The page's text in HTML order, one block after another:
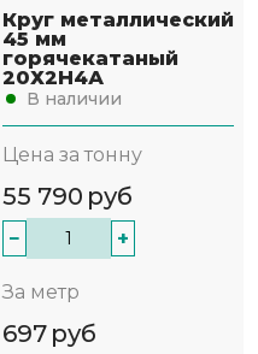
Круг металлический
45 мм
горячекатаный
20Х2Н4А
В наличии
Цена за тонну
55 790 руб
− +
За метр
697 руб